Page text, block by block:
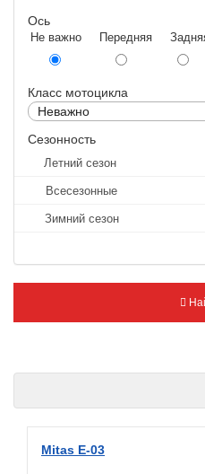
GoldenTyre
Gummy
IRC
IRC Tyre
Kenda
KINGS TIRE
Kingstone
Pirelli
Ось
Не важно Передняя
Класс мотоцикла
Неважно
Сезонность
Летний сезон
Всесезонные
Зимний сезон
Mitas E-03